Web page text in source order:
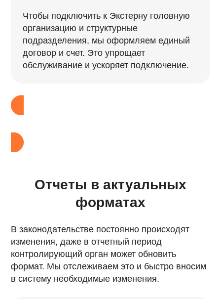
Чтобы подключить к Экстерну головную
организацию и структурные
подразделения, мы оформляем единый
договор и счет. Это упрощает
обслуживание и ускоряет подключение.
Отправить заявку
Отчеты в актуальных
форматах
В законодательстве постоянно происходят
изменения, даже в отчетный период
контролирующий орган может обновить
формат. Мы отслеживаем это и быстро вносим
в систему необходимые изменения.